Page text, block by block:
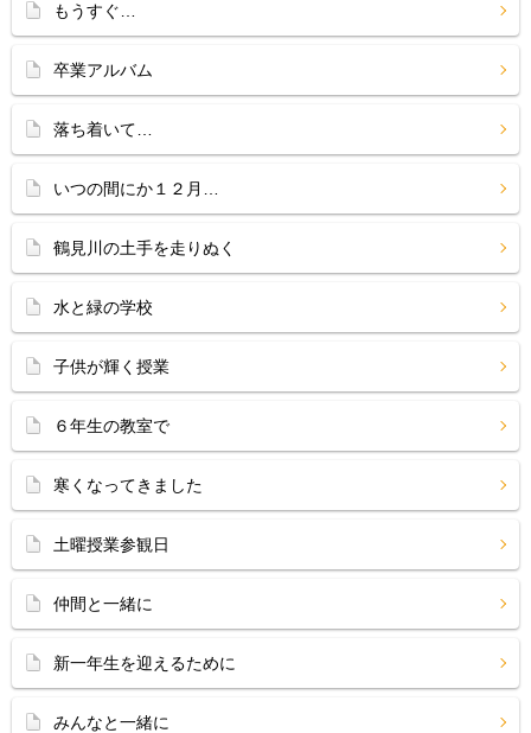
もうすぐ…
卒業アルバム
落ち着いて…
いつの間にか１２月…
鶴見川の土手を走りぬく
水と緑の学校
子供が輝く授業
６年生の教室で
寒くなってきました
土曜授業参観日
仲間と一緒に
新一年生を迎えるために
みんなと一緒に